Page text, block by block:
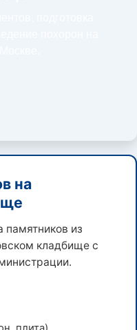
на
памятников из
кладбище с